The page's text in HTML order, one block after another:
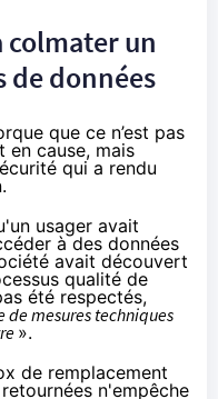
colmater un
de données
que ce n’est pas
en cause, mais
qui a rendu
usager avait
à des données
avait découvert
qualité de
été respectés,
de mesures techniques
».
de remplacement
n'empêche